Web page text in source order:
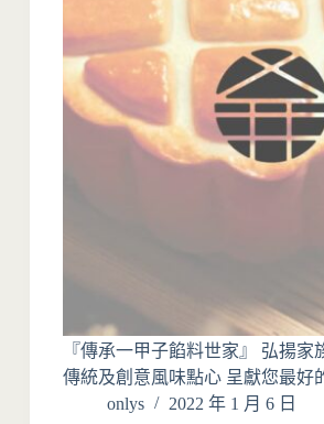
『傳承一甲子餡料世家』 弘揚家
傳統及創意風味點心 呈獻您最好
onlys
2022 年 1 月 6 日